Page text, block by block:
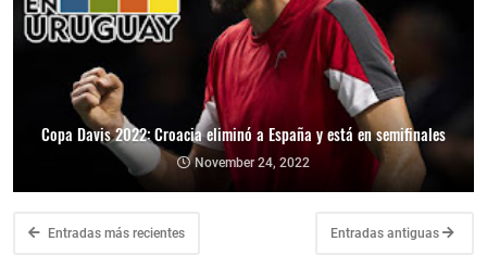
Copa Davis 2022: Croacia eliminó a España y está en semifinales
November 24, 2022
Entradas más recientes Entradas antiguas